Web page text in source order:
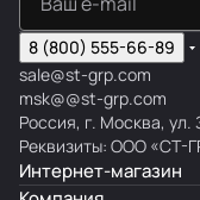
8 (800) 555-66-89
sale@st-grp.com
msk@@st-grp.com
Россия, г. Москва, ул.
Реквизиты: ООО «СТ-
Интернет-магазин